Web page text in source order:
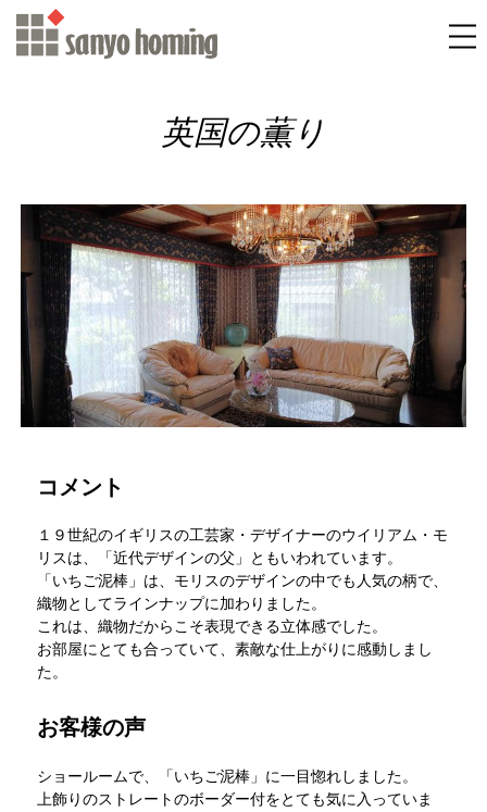
英国の薫り
コメント
１９世紀のイギリスの工芸家・デザイナーのウイリアム・モ
リスは、「近代デザインの父」ともいわれています。
「いちご泥棒」は、モリスのデザインの中でも人気の柄で、
織物としてラインナップに加わりました。
これは、織物だからこそ表現できる立体感でした。
お部屋にとても合っていて、素敵な仕上がりに感動しまし
た。
お客様の声
ショールームで、「いちご泥棒」に一目惚れしました。
上飾りのストレートのボーダー付をとても気に入っていま